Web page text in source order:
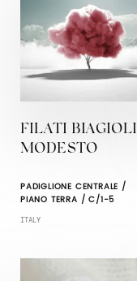
FILATI BIAGIOLI
MODESTO
PADIGLIONE CENTRALE /
PIANO TERRA / C/1-5
ITALY